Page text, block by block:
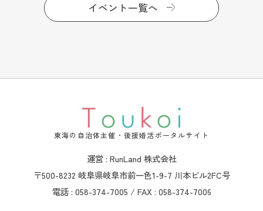
イベント一覧へ
東海の自治体主催・後援婚活ポータルサイト
運営 : RunLand 株式会社
〒500-8232 岐阜県岐阜市前一色1-9-7 川本ビル2FC号
電話 : 058-374-7005 / FAX : 058-374-7006